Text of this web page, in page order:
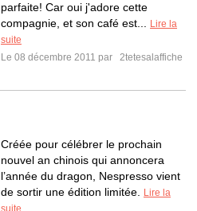
parfaite! Car oui j'adore cette
compagnie, et son café est...
Lire la
suite
Le 08 décembre 2011 par
2tetesalaffiche
Créée pour célébrer le prochain
nouvel an chinois qui annoncera
l’année du dragon, Nespresso vient
de sortir une édition limitée.
Lire la
suite